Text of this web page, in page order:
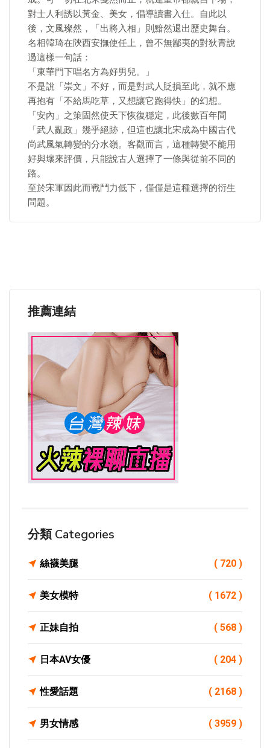
對士人利誘以黃金、美女，倡導讀書入仕。自此以
後，文風璨然，「出將入相」則黯然退出歷史舞台。
名相韓琦在陝西安撫使任上，曾不無鄙夷的對狄青說
過這樣一句話：
「東華門下唱名方為好男兒。」
不是說「崇文」不好，而是對武人貶損至此，就不應
再抱有「不給馬吃草，又想讓它跑得快」的幻想。
「安內」之策固然使天下恢復穩定，此後數百年間
「武人亂政」幾乎絕跡，但這也讓北宋成為中國古代
尚武風氣轉變的分水嶺。客觀而言，這種轉變不能用
好與壞來評價，只能說古人選擇了一條與從前不同的
路。
至於宋軍因此而戰鬥力低下，僅僅是這種選擇的衍生
問題。
推薦連結
分類 Categories
絲襪美腿 ( 720 )
美女模特 ( 1672 )
正妹自拍 ( 568 )
日本AV女優 ( 204 )
性愛話題 ( 2168 )
男女情感 ( 3959 )